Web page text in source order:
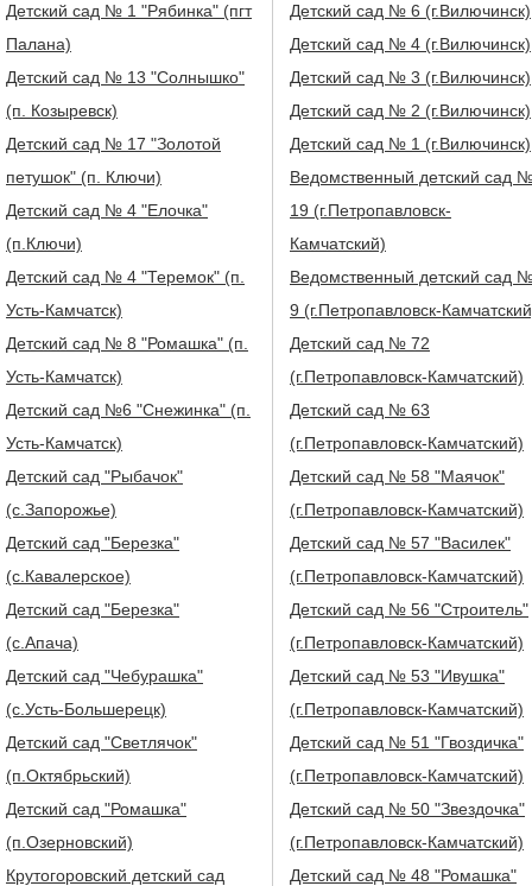
Детский сад № 1 "Рябинка" (пгт
Палана)
Детский сад № 13 "Солнышко"
(п. Козыревск)
Детский сад № 17 "Золотой
петушок" (п. Ключи)
Детский сад № 4 "Елочка"
(п.Ключи)
Детский сад № 4 "Теремок" (п.
Усть-Камчатск)
Детский сад № 8 "Ромашка" (п.
Усть-Камчатск)
Детский сад №6 "Снежинка" (п.
Усть-Камчатск)
Детский сад "Рыбачок"
(с.Запорожье)
Детский сад "Березка"
(с.Кавалерское)
Детский сад "Березка"
(с.Апача)
Детский сад "Чебурашка"
(с.Усть-Большерецк)
Детский сад "Светлячок"
(п.Октябрьский)
Детский сад "Ромашка"
(п.Озерновский)
Крутогоровский детский сад
Детский сад № 6 (г.Вилючинск)
Детский сад № 4 (г.Вилючинск)
Детский сад № 3 (г.Вилючинск)
Детский сад № 2 (г.Вилючинск)
Детский сад № 1 (г.Вилючинск)
Ведомственный детский сад
19 (г.Петропавловск-
Камчатский)
Ведомственный детский сад
9 (г.Петропавловск-
Детский сад № 72
(г.Петропавловск-Камчатский)
Детский сад № 63
(г.Петропавловск-Камчатский)
Детский сад № 58 "Маячок"
(г.Петропавловск-Камчатский)
Детский сад № 57 "Василек"
(г.Петропавловск-Камчатский)
Детский сад № 56 "Строитель"
(г.Петропавловск-Камчатский)
Детский сад № 53 "Ивушка"
(г.Петропавловск-Камчатский)
Детский сад № 51 "Гвоздичка"
(г.Петропавловск-Камчатский)
Детский сад № 50 "Звездочка"
(г.Петропавловск-Камчатский)
Детский сад № 48 "Ромашка"